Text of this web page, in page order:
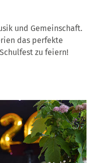
und Gemeinschaft.
das perfekte
zu feiern!